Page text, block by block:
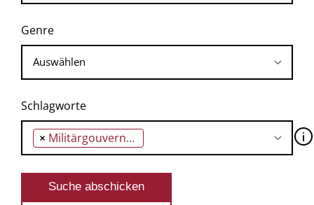
Genre
Schlagworte
× Militärgouverneur Clay 🛈